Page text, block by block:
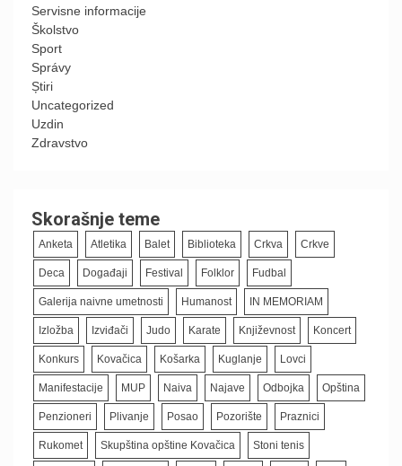
Servisne informacije
Školstvo
Sport
Správy
Știri
Uncategorized
Uzdin
Zdravstvo
Skorašnje teme
Anketa Atletika Balet Biblioteka Crkva Crkve
Deca Događaji Festival Folklor Fudbal
Galerija naivne umetnosti Humanost IN MEMORIAM
Izložba Izviđači Judo Karate Književnost Koncert
Konkurs Kovačica Košarka Kuglanje Lovci
Manifestacije MUP Naiva Najave Odbojka Opština
Penzioneri Plivanje Posao Pozorište Praznici
Rukomet Skupština opštine Kovačica Stoni tenis